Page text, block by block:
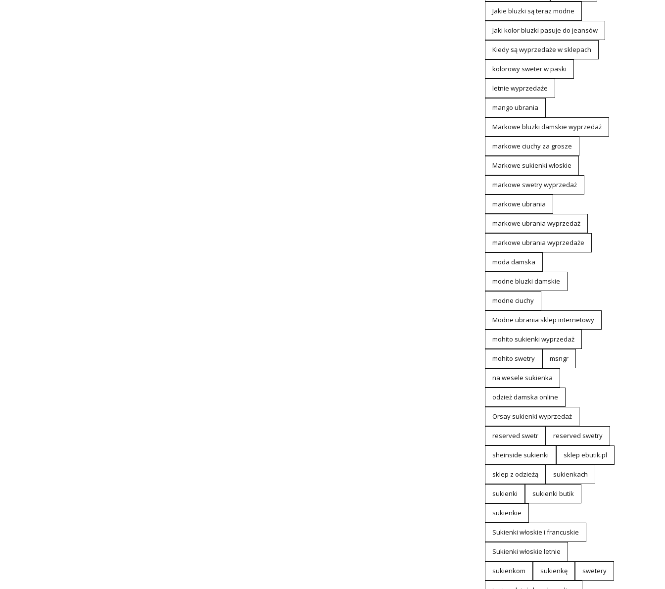
Jakie bluzki są teraz modne
Jaki kolor bluzki pasuje do jeansów
Kiedy są wyprzedaże w sklepach
kolorowy sweter w paski
letnie wyprzedaże
mango ubrania
Markowe bluzki damskie wyprzedaż
markowe ciuchy za grosze
Markowe sukienki włoskie
markowe swetry wyprzedaż
markowe ubrania
markowe ubrania wyprzedaż
markowe ubrania wyprzedaże
moda damska
modne bluzki damskie
modne ciuchy
Modne ubrania sklep internetowy
mohito sukienki wyprzedaż
mohito swetry msngr
na wesele sukienka
odzież damska online
Orsay sukienki wyprzedaż
reserved swetr reserved swetry
sheinside sukienki sklep ebutik.pl
sklep z odzieżą sukienkach
sukienki sukienki butik
sukienkie
Sukienki włoskie i francuskie
Sukienki włoskie letnie
sukienkom sukienkę swetery